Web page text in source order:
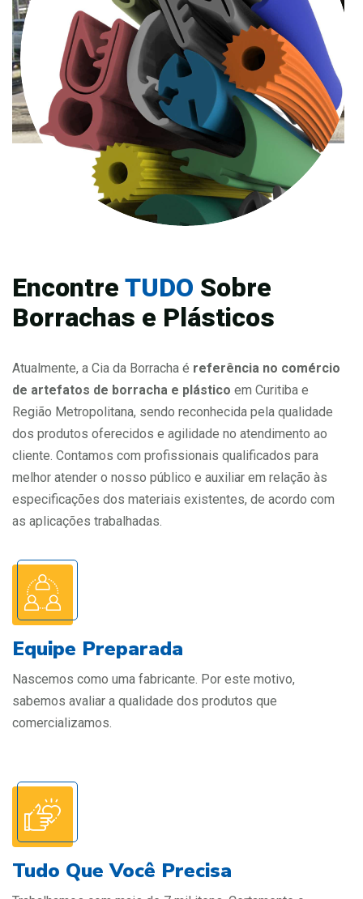
Encontre TUDO Sobre
Borrachas e Plásticos
Atualmente, a Cia da Borracha é referência no comércio
de artefatos de borracha e plástico em Curitiba e
Região Metropolitana, sendo reconhecida pela qualidade
dos produtos oferecidos e agilidade no atendimento ao
cliente. Contamos com profissionais qualificados para
melhor atender o nosso público e auxiliar em relação às
especificações dos materiais existentes, de acordo com
as aplicações trabalhadas.
Equipe Preparada
Nascemos como uma fabricante. Por este motivo,
sabemos avaliar a qualidade dos produtos que
comercializamos.
Tudo Que Você Precisa